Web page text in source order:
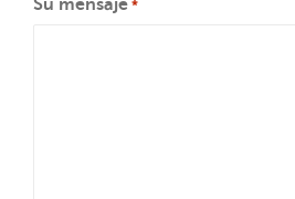
Su mensaje *